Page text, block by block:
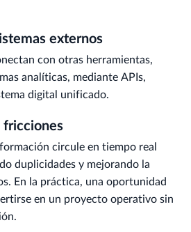
externos
con otras herramientas,
analíticas, mediante APIs,
digital unificado.
fricciones
circule en tiempo real
duplicidades y mejorando la
En la práctica, una oportunidad
en un proyecto operativo sin